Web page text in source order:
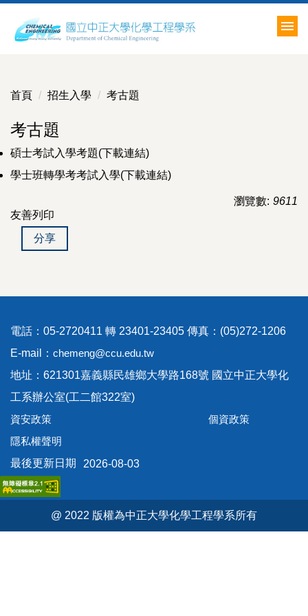
到
主
容
首頁 招生入學 考古題
考古題
碩士考試入學考題(下載連結)
學士班轉學考考試入學(下載連結)
瀏覽數: 9611
友善列印
分享
電話：05-2720411 轉 23401-23405 傳真：(05)272-1206
E-mail： chemeng@ccu.edu.tw
地址：621301嘉義縣民雄鄉大學路168號 國立中正大學化
工系辦公室(工二館322室)
資安政策
個資政策
隱私權聲明
最後更新日期
2026-08-03
@ 2022 版權為中正大學化學工程學系所有